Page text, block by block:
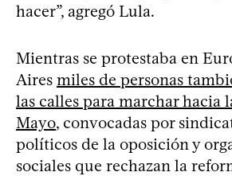
hacer”, agregó Lula.
Mientras se protestaba en
Aires miles de personas
las calles para marchar hacia
Mayo, convocadas por
políticos de la oposición y
sociales que rechazan la